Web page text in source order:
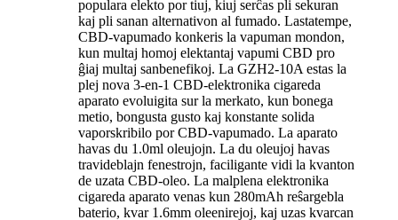
populara elekto por tiuj, kiuj serĉas pli sekuran
kaj pli sanan alternativon al fumado. Lastatempe,
CBD-vapumado konkeris la vapuman mondon,
kun multaj homoj elektantaj vapumi CBD pro
ĝiaj multaj sanbenefikoj. La GZH2-10A estas la
plej nova 3-en-1 CBD-elektronika cigareda
aparato evoluigita sur la merkato, kun bonega
metio, bongusta gusto kaj konstante solida
vaporskribilo por CBD-vapumado. La aparato
havas du 1.0ml oleujojn. La du oleujoj havas
travideblajn fenestrojn, faciligante vidi la kvanton
de uzata CBD-oleo. La malplena elektronika
cigareda aparato venas kun 280mAh reŝargebla
baterio, kvar 1.6mm oleenirejoj, kaj uzas kvarcan